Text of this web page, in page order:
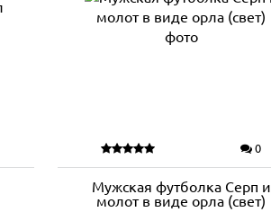
0
Мужская футболка Серп и
молот в виде орла (свет)